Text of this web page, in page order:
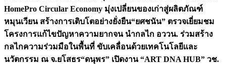
HomePro Circular Economy มุ่งเปลี่ยนของเก่าสู่ผลิตภัณฑ์
หมุนเวียน สร้างการเติบโตอย่างยั่งยืน“ยศชนัน” ตรวจเยี่ยมชม
โครงการแก้ไขปัญหาความยากจน นำกลไก อววน. ร่วมสร้าง
กลไกความร่วมมือในพื้นที่ ขับเคลื่อนด้วยเทคโนโลยีและ
นวัตกรรม ณ จ.ยโสธร“ดนุพร” เปิดงาน “ART DNA HUB” วช.